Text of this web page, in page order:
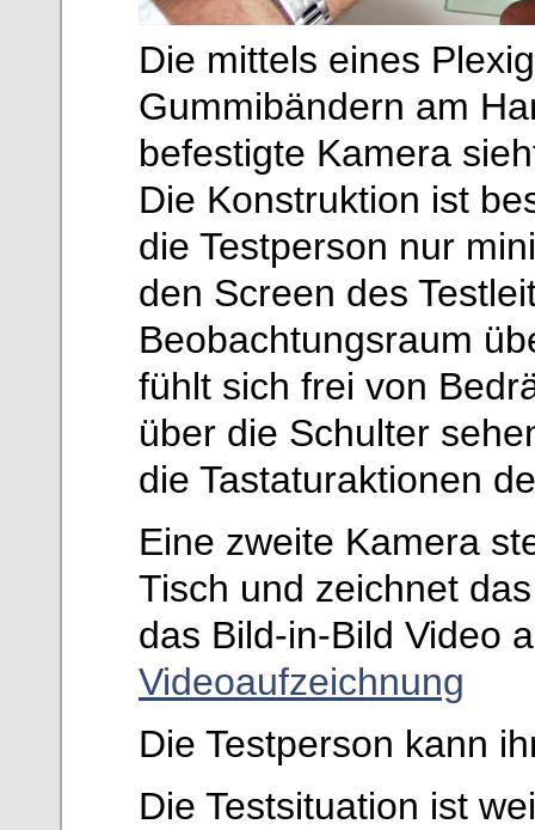
Die mittels eines
Gummibändern am
befestigte Kamera
Die Konstruktion ist
die Testperson nur
den Screen des
Beobachtungsraum
fühlt sich frei von
über die Schulter
die Tastaturaktionen
Eine zweite Kamera
Tisch und zeichnet
das Bild-in-Bild Video
Videoaufzeichnung
Die Testperson kann
Die Testsituation ist